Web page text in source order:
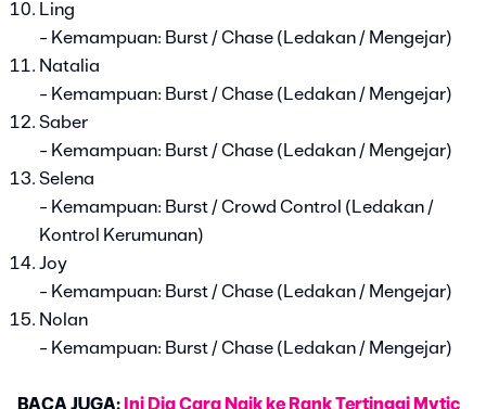
Ling
- Kemampuan: Burst / Chase (Ledakan / Mengejar)
Natalia
- Kemampuan: Burst / Chase (Ledakan / Mengejar)
Saber
- Kemampuan: Burst / Chase (Ledakan / Mengejar)
Selena
- Kemampuan: Burst / Crowd Control (Ledakan /
Kontrol Kerumunan)
Joy
- Kemampuan: Burst / Chase (Ledakan / Mengejar)
Nolan
- Kemampuan: Burst / Chase (Ledakan / Mengejar)
BACA JUGA: Ini Dia Cara Naik ke Rank Tertinggi Mytic